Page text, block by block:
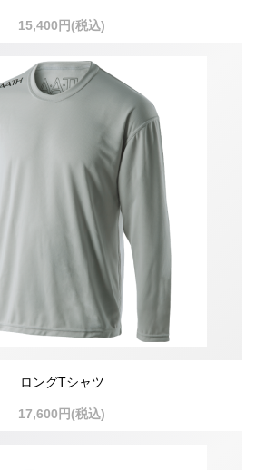
15,400円(税込)
ロングTシャツ
17,600円(税込)